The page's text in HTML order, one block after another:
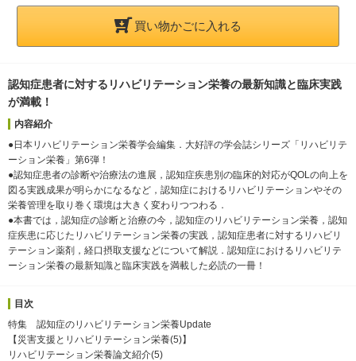
買い物かごに入れる
認知症患者に対するリハビリテーション栄養の最新知識と臨床実践
が満載！
内容紹介
●日本リハビリテーション栄養学会編集．大好評の学会誌シリーズ「リハビリテ
ーション栄養」第6弾！
●認知症患者の診断や治療法の進展，認知症疾患別の臨床的対応がQOLの向上を
図る実践成果が明らかになるなど，認知症におけるリハビリテーションやその
栄養管理を取り巻く環境は大きく変わりつつわる．
●本書では，認知症の診断と治療の今，認知症のリハビリテーション栄養，認知
症疾患に応じたリハビリテーション栄養の実践，認知症患者に対するリハビリ
テーション薬剤，経口摂取支援などについて解説．認知症におけるリハビリテ
ーション栄養の最新知識と臨床実践を満載した必読の一冊！
目次
特集 認知症のリハビリテーション栄養Update
【災害支援とリハビリテーション栄養(5)】
リハビリテーション栄養論文紹介(5)